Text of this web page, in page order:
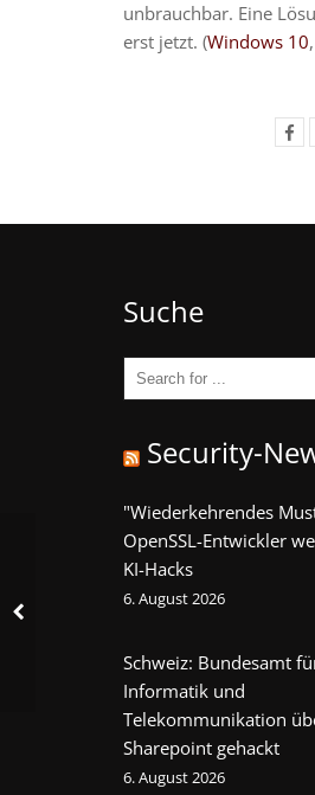
unbrauchbar. Eine
erst jetzt. (Windows 10,
Suche
Security-
"Wiederkehrendes
OpenSSL-Entwickler
KI-Hacks
6. August 2026
Schweiz: Bundesamt
Informatik und
Telekommunikation
Sharepoint gehackt
6. August 2026